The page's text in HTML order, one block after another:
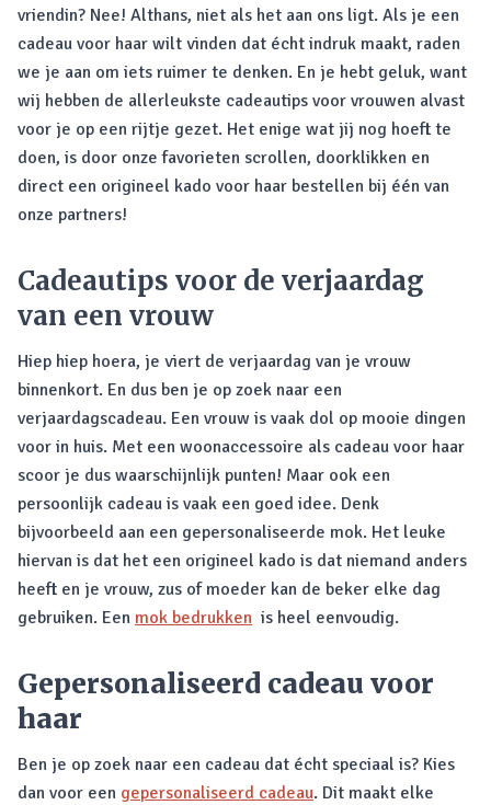
vriendin? Nee! Althans, niet als het aan ons ligt. Als je een
cadeau voor haar wilt vinden dat écht indruk maakt, raden
we je aan om iets ruimer te denken. En je hebt geluk, want
wij hebben de allerleukste cadeautips voor vrouwen alvast
voor je op een rijtje gezet. Het enige wat jij nog hoeft te
doen, is door onze favorieten scrollen, doorklikken en
direct een origineel kado voor haar bestellen bij één van
onze partners!
Cadeautips voor de verjaardag
van een vrouw
Hiep hiep hoera, je viert de verjaardag van je vrouw
binnenkort. En dus ben je op zoek naar een
verjaardagscadeau. Een vrouw is vaak dol op mooie dingen
voor in huis. Met een woonaccessoire als cadeau voor haar
scoor je dus waarschijnlijk punten! Maar ook een
persoonlijk cadeau is vaak een goed idee. Denk
bijvoorbeeld aan een gepersonaliseerde mok. Het leuke
hiervan is dat het een origineel kado is dat niemand anders
heeft en je vrouw, zus of moeder kan de beker elke dag
gebruiken. Een mok bedrukken is heel eenvoudig.
Gepersonaliseerd cadeau voor
haar
Ben je op zoek naar een cadeau dat écht speciaal is? Kies
dan voor een gepersonaliseerd cadeau. Dit maakt elke